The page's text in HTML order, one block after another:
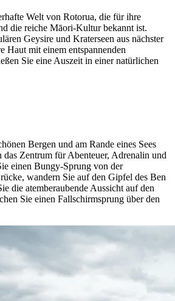
Welt von Rotorua, die für ihre
die reiche Māori-Kultur bekannt ist.
Geysire und Kraterseen aus nächster
Haut mit einem entspannenden
Sie eine Auszeit in einer natürlichen
Bergen und am Rande eines Sees
das Zentrum für Abenteuer, Adrenalin und
einen Bungy-Sprung von der
wandern Sie auf den Gipfel des Ben
die atemberaubende Aussicht auf den
Sie einen Fallschirmsprung über den